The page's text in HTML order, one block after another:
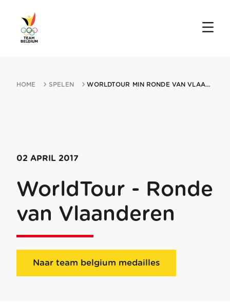
HOME SPELEN WORLDTOUR MIN RONDE VAN VLAANDEREN 02042017 ANTWERP
02 APRIL 2017
WorldTour - Ronde
van Vlaanderen
Naar team belgium medailles